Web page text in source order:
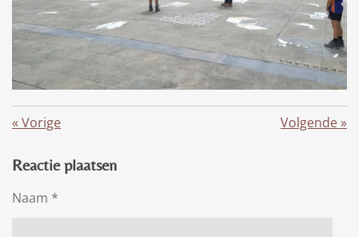
« Vorige Volgende»
Reactie plaatsen
Naam *